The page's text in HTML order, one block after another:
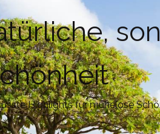
Highlights für mühelose